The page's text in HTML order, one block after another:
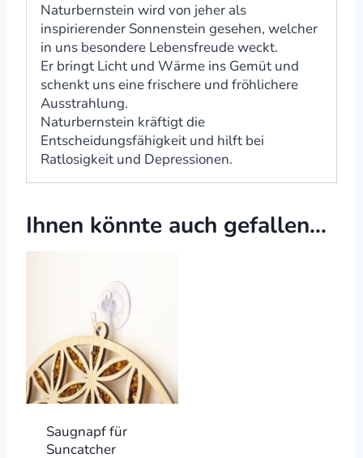
Naturbernstein wird von jeher als
inspirierender Sonnenstein gesehen, welcher
in uns besondere Lebensfreude weckt.
Er bringt Licht und Wärme ins Gemüt und
schenkt uns eine frischere und fröhlichere
Ausstrahlung.
Naturbernstein kräftigt die
Entscheidungsfähigkeit und hilft bei
Ratlosigkeit und Depressionen.
Ihnen könnte auch gefallen…
Saugnapf für
Suncatcher